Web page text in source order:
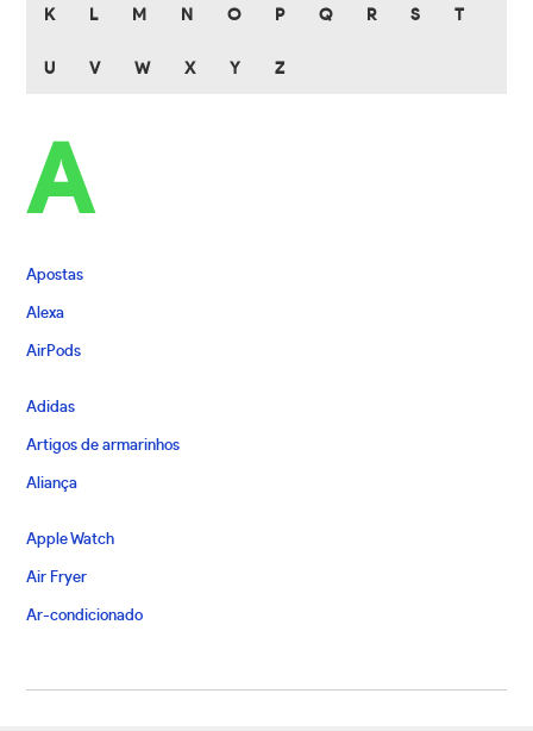
K L M N O P Q R S T
U V W X Y Z
A
Apostas
Alexa
AirPods
Adidas
Artigos de armarinhos
Aliança
Apple Watch
Air Fryer
Ar-condicionado